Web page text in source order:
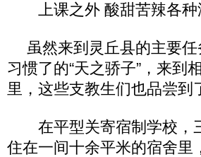
上课之外 酸甜苦辣各种
虽然来到灵丘县的主要任
习惯了的“天之骄子”，来到
里，这些支教生们也品尝
在平型关寄宿制学校，
住在一间十余平米的宿舍里